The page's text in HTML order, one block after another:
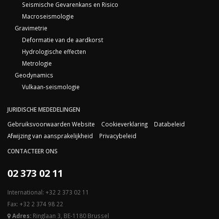
Seismische Gevarenkans en Risico
Macroseismologie
Gravimetrie
Deformatie van de aardkorst
Hydrologische effecten
Metrologie
Geodynamics
Vulkaan-seismologie
JURIDISCHE MEDEDELINGEN
Gebruiksvoorwaarden Website
Cookieverklaring
Databeleid
Afwijzing van aansprakelijkheid
Privacybeleid
CONTACTEER ONS
02 373 02 11
International: +32 2 373 02 11
Fax: +32 2 374 98 22
Adres: Ringlaan 3, BE-1180 Brussel